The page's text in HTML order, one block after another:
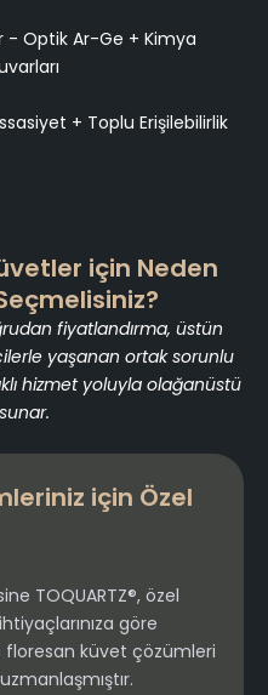
- Optik Ar-Ge + Kimya
+ Toplu Erişilebilirlik
için Neden
fiyatlandırma, üstün
yaşanan ortak sorunlu
hizmet yoluyla olağanüstü
için Özel
TOQUARTZ®, özel
göre
floresan küvet çözümleri